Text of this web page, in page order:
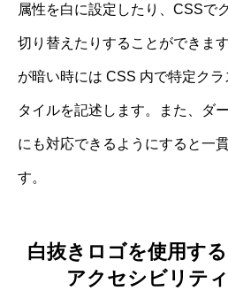
属性を白に設定したり、CSSで
切り替えたりすることができま
が暗い時には CSS 内で特定ク
タイルを記述します。また、ダ
にも対応できるようにすると一
す。
白抜きロゴを使用す
アクセシビリテ